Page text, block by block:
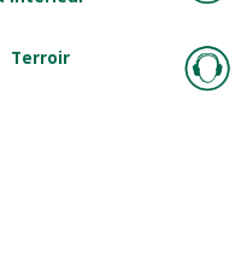
Terroir